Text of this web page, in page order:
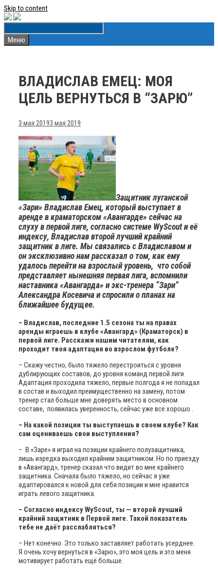
Skip to content
Меню
ВЛАДИСЛАВ ЕМЕЦ: МОЯ
ЦЕЛЬ ВЕРНУТЬСЯ В “ЗАРЮ”
3 мая 20193 мая 2019
Защитник луганской
«Зари» Владислав Емец, который выступает в
аренде в краматорском «Авангарде» сейчас на
слуху в первой лиге, согласно системе WyScout и её
индексу, Владислав второй лучший крайний
защитник в лиге. Мы связались с Владиславом и
он эксклюзивно нам рассказал о том, как ему
удалось перейти на взрослый уровень, что собой
представляет нынешняя первая лига, вспомнили
наставника «Авангарда» и экс-тренера “Зари”
Александра Косевича и спросили о планах на
ближайшее будущее.
– Владислав, последние 1.5 сезона ты на правах
аренды играешь в клубе «Авангард» (Краматорск) в
первой лиге. Расскажи нашим читателям, как
проходит твоя адаптация во взрослом футболе?
– Скажу честно, было тяжело перестроиться с уровня
дублирующих составов, до уровня команд первой лиги.
Адаптация проходила тяжело, первые полгода я не попадал
в состав и выходил преимущественно на замену, потом
тренер стал больше мне доверять место в основном
составе, появилась уверенность, сейчас уже всё хорошо .
– На какой позиции ты выступаешь в своем клубе? Как
сам оцениваешь свои выступления?
– В «Заре» я играл на позиции крайнего полузащитника,
лишь изредка выходил крайним защитником. Но по приезду
в «Авангард», тренер сказал что видит во мне крайнего
защитника. Сначала было тяжело, но сейчас я уже
адаптировался к новой для себя позиции и мне нравится
играть левого защитника.
– Согласно индексу WyScout, ты — второй лучший
крайний защитник в Первой лиге. Такой показатель
тебе не даёт расслабляться?
– Нет конечно. Это только заставляет работать усерднее.
Я очень хочу вернуться в «Зарю», это моя цель и это меня
мотивирует работать ещё больше.